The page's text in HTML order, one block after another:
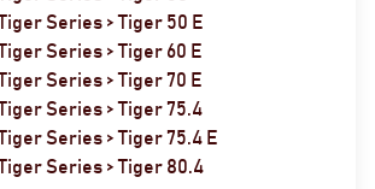
Series > Tiger 50 E
Series > Tiger 60 E
Series > Tiger 70 E
Series > Tiger 75.4
Series > Tiger 75.4 E
Series > Tiger 80.4